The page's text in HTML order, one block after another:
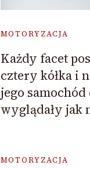
MOTORYZACJA
Każdy facet
cztery kółka i
jego
wyglądały jak
MOTORYZACJA